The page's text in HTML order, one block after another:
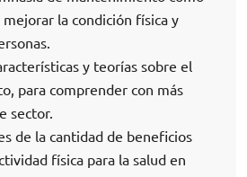
la condición física y
y teorías sobre el
para comprender con más
sector.
de la cantidad de beneficios
física para la salud en